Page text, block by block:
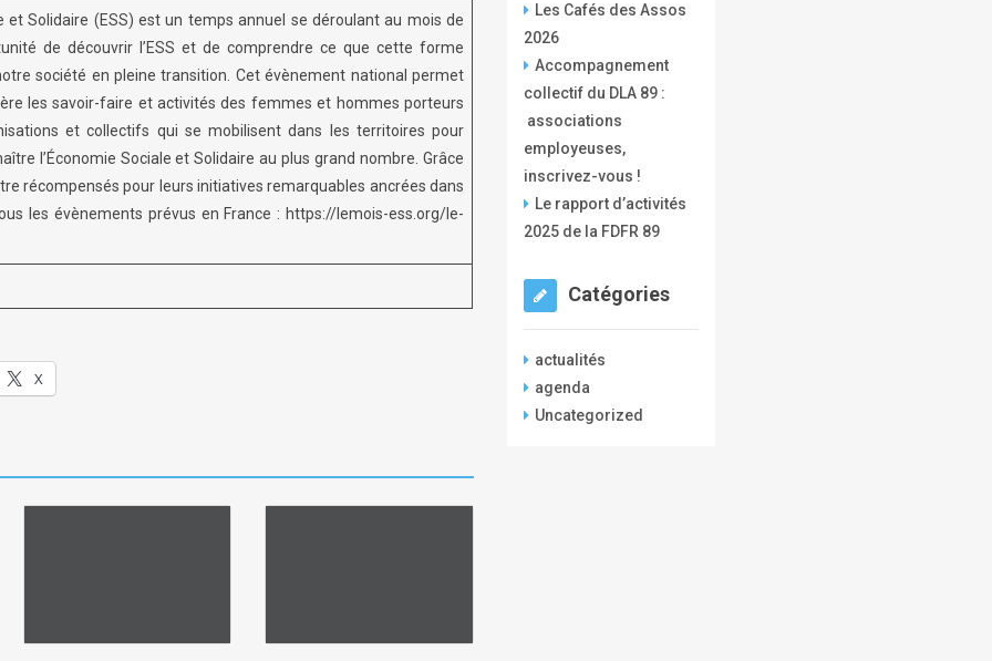
et Solidaire (ESS) est un temps annuel se déroulant au mois de
de découvrir l’ESS et de comprendre ce que cette forme
société en pleine transition. Cet évènement national permet
les savoir-faire et activités des femmes et hommes porteurs
et collectifs qui se mobilisent dans les territoires pour
l’Économie Sociale et Solidaire au plus grand nombre. Grâce
récompensés pour leurs initiatives remarquables ancrées dans
les évènements prévus en France : https://lemois-ess.org/le-
X
Les Cafés des Assos
2026
Accompagnement
collectif du DLA 89 :
associations
employeuses,
inscrivez-vous !
Le rapport d’activités
2025 de la FDFR 89
Catégories
actualités
agenda
Uncategorized